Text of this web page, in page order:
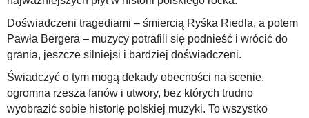
Doświadczeni tragediami – śmiercią Ryśka Riedla, a potem
Pawła Bergera – muzycy potrafili się podnieść i wrócić do
grania, jeszcze silniejsi i bardziej doświadczeni.
Świadczyć o tym mogą dekady obecności na scenie,
ogromna rzesza fanów i utwory, bez których trudno
wyobrazić sobie historię polskiej muzyki. To wszystko